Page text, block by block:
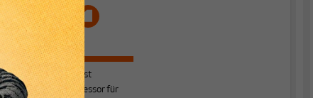
Manfred Nitschist
emeritierter Professor für